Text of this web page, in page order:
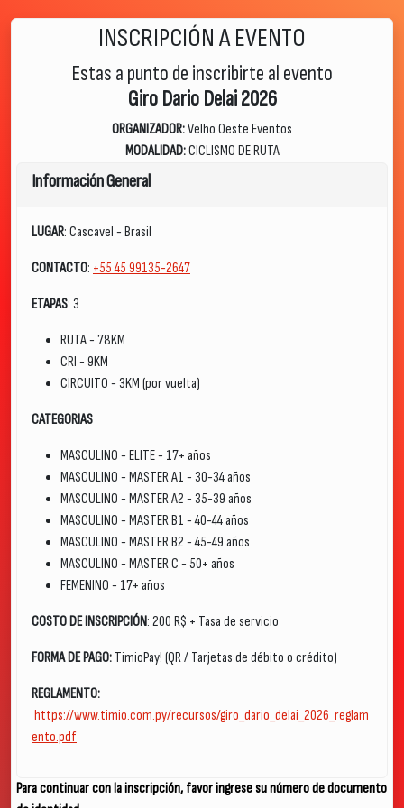
INSCRIPCIÓN A EVENTO
Estas a punto de inscribirte al evento
Giro Dario Delai 2026
ORGANIZADOR:Velho Oeste Eventos
MODALIDAD:CICLISMO DE RUTA
Información General
LUGAR: Cascavel - Brasil
CONTACTO: +55 45 99135-2647
ETAPAS: 3
RUTA - 78KM
CRI - 9KM
CIRCUITO - 3KM (por vuelta)
CATEGORIAS
MASCULINO - ELITE - 17+ años
MASCULINO - MASTER A1 - 30-34 años
MASCULINO - MASTER A2 - 35-39 años
MASCULINO - MASTER B1 - 40-44 años
MASCULINO - MASTER B2 - 45-49 años
MASCULINO - MASTER C - 50+ años
FEMENINO - 17+ años
COSTO DE INSCRIPCIÓN: 200 R$ + Tasa de servicio
FORMA DE PAGO: TimioPay! (QR / Tarjetas de débito o crédito)
REGLAMENTO:
https://www.timio.com.py/recursos/giro_dario_delai_2026_reglam
ento.pdf
Para continuar con la inscripción, favor ingrese su número de documento